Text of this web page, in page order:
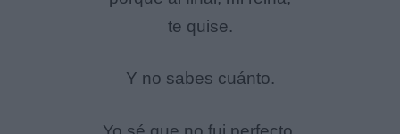
te quise.
Y no sabes cuánto.